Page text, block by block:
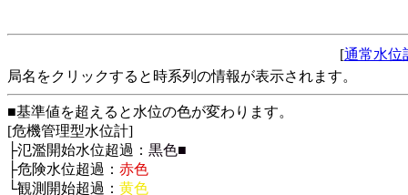
[通常水位
局名をクリックすると時系列の情報が表示されます。
■基準値を超えると水位の色が変わります。
[危機管理型水位計]
├氾濫開始水位超過： 黒色■
├危険水位超過： 赤色
└観測開始超過： 黄色